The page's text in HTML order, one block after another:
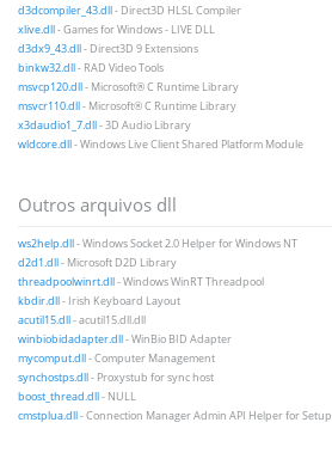
d3dcompiler_43.dll- Direct3D HLSL Compiler
xlive.dll- Games for Windows - LIVE DLL
d3dx9_43.dll- Direct3D 9 Extensions
binkw32.dll- RAD Video Tools
msvcp120.dll- Microsoft® C Runtime Library
msvcr110.dll- Microsoft® C Runtime Library
x3daudio1_7.dll- 3D Audio Library
wldcore.dll- Windows Live Client Shared Platform Module
Outros arquivos dll
ws2help.dll- Windows Socket 2.0 Helper for Windows NT
d2d1.dll- Microsoft D2D Library
threadpoolwinrt.dll- Windows WinRT Threadpool
kbdir.dll- Irish Keyboard Layout
acutil15.dll- acutil15.dll.dll
winbiobidadapter.dll- WinBio BID Adapter
mycomput.dll- Computer Management
synchostps.dll- Proxystub for sync host
boost_thread.dll- NULL
cmstplua.dll- Connection Manager Admin API Helper for Setup